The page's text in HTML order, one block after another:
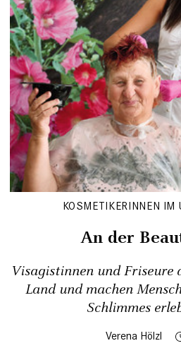
KOSMETIKERINNEN IM
An der
Visagistinnen und Friseure
Land und machen
Schlimmes
Verena Hölzl